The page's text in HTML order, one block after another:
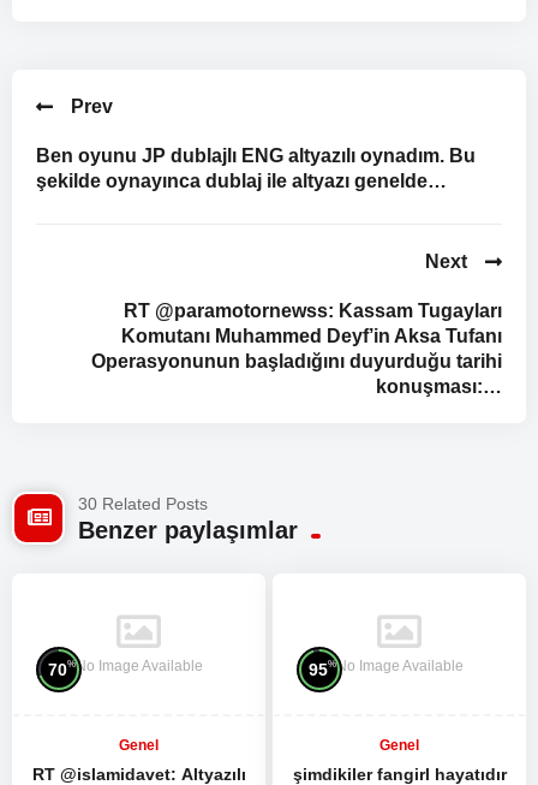
Prev
Ben oyunu JP dublajlı ENG altyazılı oynadım. Bu
şekilde oynayınca dublaj ile altyazı genelde…
Next
RT @paramotornewss: Kassam Tugayları
Komutanı Muhammed Deyf’in Aksa Tufanı
Operasyonunun başladığını duyurduğu tarihi
konuşması:…
30 Related Posts
Benzer paylaşımlar
No Image Available
70%
Genel
RT @islamidavet: Altyazılı
No Image Available
95%
Genel
şimdikiler fangirl hayatıdır